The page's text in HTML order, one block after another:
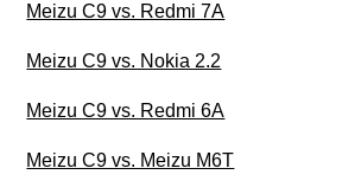
Meizu C9 vs. Redmi 7A
Meizu C9 vs. Nokia 2.2
Meizu C9 vs. Redmi 6A
Meizu C9 vs. Meizu M6T